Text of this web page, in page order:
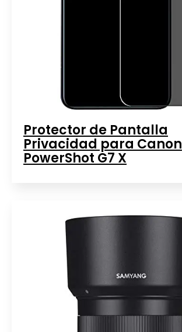
Protector de Pantalla
Privacidad para Canon
PowerShot G7 X